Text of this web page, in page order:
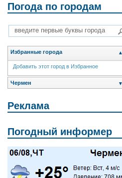
Погода по городам
Избранные города ▲
Добавить этот город в Избранное
Чермен ▼
Реклама
Погодный информер